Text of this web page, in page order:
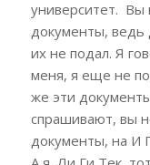
университет. Вы
документы, ведь
их не подал. Я
меня, я еще не
же эти
спрашивают, вы
документы, на И